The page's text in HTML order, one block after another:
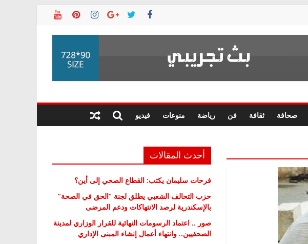
صحافة ثقافة فن رياضة منوعات فيديو
أحدث المقالات
فرحات سليمان يكتب: القطاع الصحي إلى أين؟
حزب التحالف الشعبي يطلق لجنة “الحق في الصحة”
بالإسكندرية لرصد الانتهاكات ودعم المرضى
صور .. اعتماد الرسومات النهائية للقرار الوزاري لمدينة
الصحفيين.. وانتهاء أعمال إنشاء المبنى الإداري